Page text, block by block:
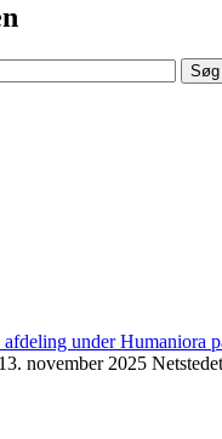
november 2025